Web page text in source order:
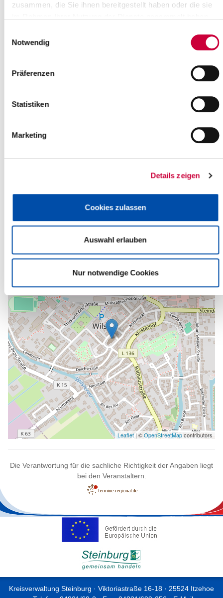
zusammen, die Sie ihnen bereitgestellt haben oder die sie
Notwendig
Präferenzen
Statistiken
Marketing
Details zeigen
Cookies zulassen
Auswahl erlauben
Nur notwendige Cookies
Quelle : Ev.-Luth. Kirchengemeinde Wilster
Chor-, Instrumental- und Orgelmusik von Bach, Schubert, Reger,
Ev.-Luth. Kirchengemeinde Wilster
Zurück zur Auswahl
+
Leaflet| ©OpenStreetMapcontributors
Die Verantwortung für die sachliche Richtigkeit der Angaben liegt
bei den Veranstaltern.
Kreisverwaltung Steinburg · Viktoriastraße 16-18 · 25524 Itzehoe